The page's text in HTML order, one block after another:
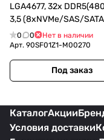
LGA4677, 32x
3,5 (8xNVMe/SAS/
NVMe/SATA), 2xM.2 slot
6x PCIe G5 x8 or 3 x PC
(90SF01Z1-M00270)
0 0
Нет в наличии
Арт. 90SF01Z1-M00270
Под заказ
КаталогАкции
Условия доставки